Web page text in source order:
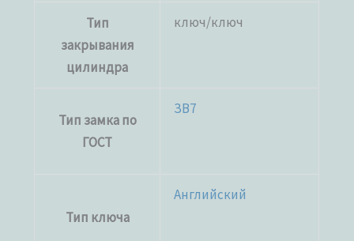
Тип
закрывания
цилиндра
ключ/ключ
Тип замка по
ГОСТ
ЗВ7
Тип ключа
Английский